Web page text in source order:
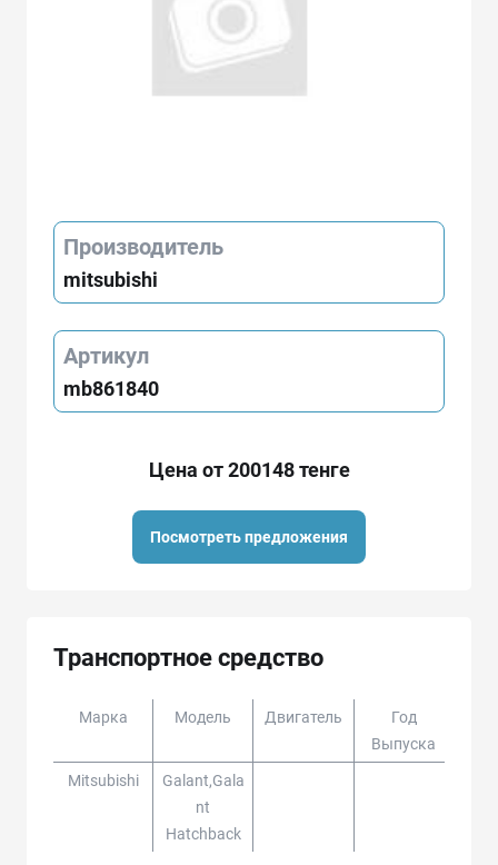
Производитель
mitsubishi
Артикул
mb861840
Цена от 200148 тенге
Посмотреть предложения
Транспортное средство
Марка Модель Двигатель
Год
Выпуска
Mitsubishi
Galant,gala
Nt
Hatchback